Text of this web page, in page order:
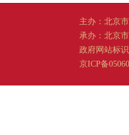
主办：北京
承办：北京
政府网站标
京ICP备